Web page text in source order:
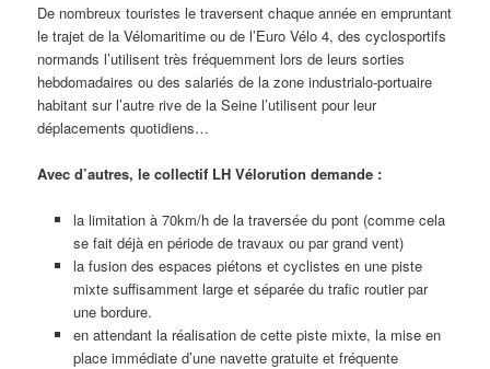
De nombreux touristes le traversent chaque année en empruntant
le trajet de la Vélomaritime ou de l’Euro Vélo 4, des cyclosportifs
normands l’utilisent très fréquemment lors de leurs sorties
hebdomadaires ou des salariés de la zone industrialo-portuaire
habitant sur l’autre rive de la Seine l’utilisent pour leur
déplacements quotidiens…
Avec d’autres, le collectif LH Vélorution demande :
la limitation à 70km/h de la traversée du pont (comme cela
se fait déjà en période de travaux ou par grand vent)
la fusion des espaces piétons et cyclistes en une piste
mixte suffisamment large et séparée du trafic routier par
une bordure.
en attendant la réalisation de cette piste mixte, la mise en
place immédiate d’une navette gratuite et fréquente